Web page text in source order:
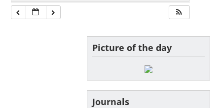
Picture of the day
Journals